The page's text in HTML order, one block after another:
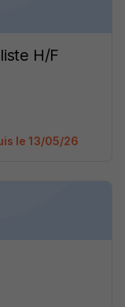
H/F
le 13/05/26